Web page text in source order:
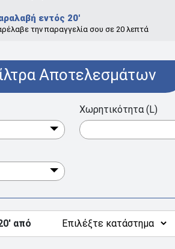
εντός 20'
την παραγγελία σου σε 20 λεπτά
Αποτελεσμάτων
Χωρητικότητα (L)
από